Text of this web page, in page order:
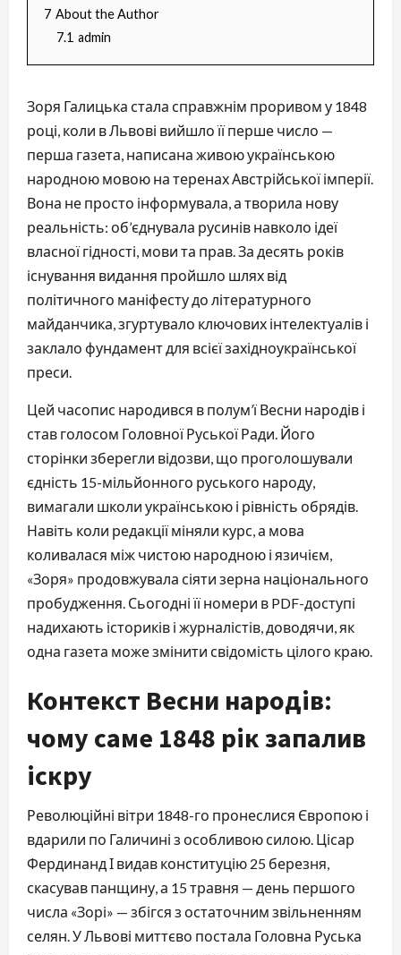
7 About the Author
7.1 admin
Зоря Галицька стала справжнім проривом у 1848
році, коли в Львові вийшло її перше число —
перша газета, написана живою українською
народною мовою на теренах Австрійської імперії.
Вона не просто інформувала, а творила нову
реальність: об’єднувала русинів навколо ідеї
власної гідності, мови та прав. За десять років
існування видання пройшло шлях від
політичного маніфесту до літературного
майданчика, згуртувало ключових інтелектуалів і
заклало фундамент для всієї західноукраїнської
преси.
Цей часопис народився в полум’ї Весни народів і
став голосом Головної Руської Ради. Його
сторінки зберегли відозви, що проголошували
єдність 15-мільйонного руського народу,
вимагали школи українською і рівність обрядів.
Навіть коли редакції міняли курс, а мова
коливалася між чистою народною і язичієм,
«Зоря» продовжувала сіяти зерна національного
пробудження. Сьогодні її номери в PDF-доступі
надихають істориків і журналістів, доводячи, як
одна газета може змінити свідомість цілого краю.
Контекст Весни народів:
чому саме 1848 рік запалив
іскру
Революційні вітри 1848-го пронеслися Європою і
вдарили по Галичині з особливою силою. Цісар
Фердинанд І видав конституцію 25 березня,
скасував панщину, а 15 травня — день першого
числа «Зорі» — збігся з остаточним звільненням
селян. У Львові миттєво постала Головна Руська